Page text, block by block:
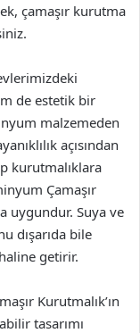
çamaşır kurutma
de estetik bir
malzemeden
açısından
kurutmalıklara
Çamaşır
uygundur. Suya ve
dışarıda bile
getirir.
Kurutmalık’ın
tasarımı